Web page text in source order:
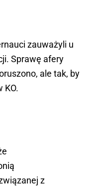
zauważyli u
Sprawę afery
ale tak, by
KO.
z